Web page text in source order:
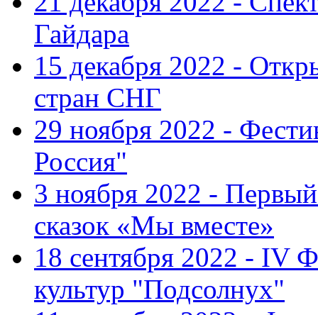
Гайдара
15 декабря 2022 -
стран СНГ
29 ноября 2022 -
Россия"
3 ноября 2022 -
сказок «Мы вместе»
18 сентября 2022 - IV
культур "Подсолнух"